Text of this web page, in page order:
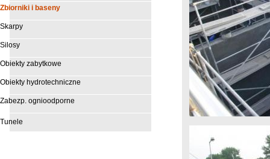
Zbiorniki i baseny
Skarpy
Silosy
Obiekty zabytkowe
Obiekty hydrotechniczne
Zabezp. ognioodporne
Tunele